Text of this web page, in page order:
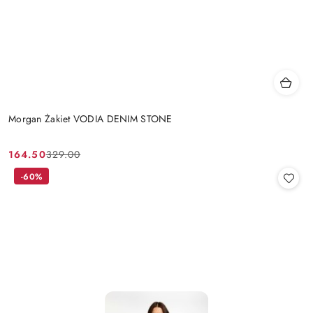
Morgan Żakiet VODIA DENIM STONE
Cena
promocyjna:
164.50
Cena
przed
329.00
-60%